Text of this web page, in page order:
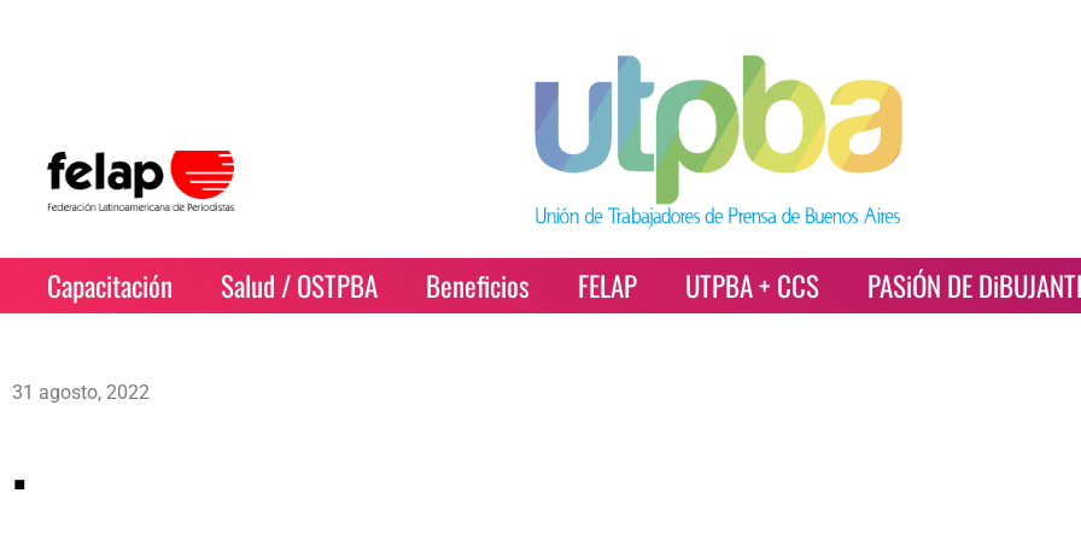
Capacitación Salud / OSTPBA Beneficios FELAP UTPBA + CCS PASiÓN DE
31 agosto, 2022
.